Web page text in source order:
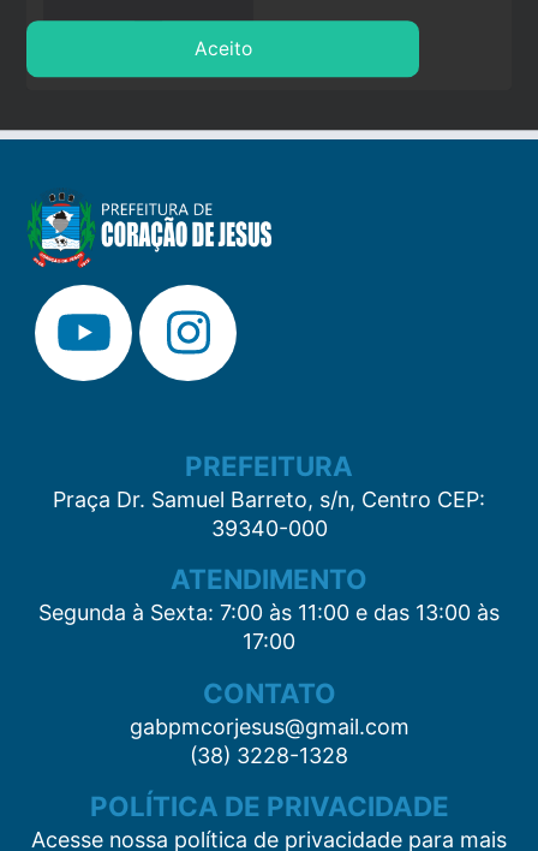
stop
PREFEITURA
Praça Dr. Samuel Barreto, s/n, Centro CEP:
39340-000
ATENDIMENTO
Segunda à Sexta: 7:00 às 11:00 e das 13:00 às
17:00
CONTATO
gabpmcorjesus@gmail.com
(38) 3228-1328
POLÍTICA DE PRIVACIDADE
Acesse nossa política de privacidade para mais
Aceito